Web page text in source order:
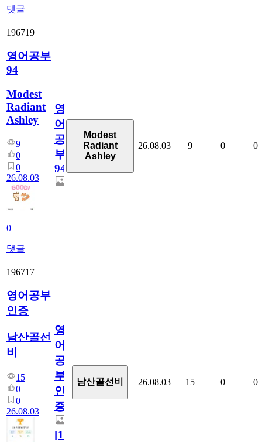
댓글
196719
영어공부
94
Modest
Radiant
Ashley
9
0
0
26.08.03
0
댓글
영
어
공
부
94
Modest
Radiant
Ashley
26.08.03 9 0 0
196717
영어공부
인증
남산골선
비
15
0
0
26.08.03
영
어
공
부
인
증
[1]
남산골선비 26.08.03 15 0 0